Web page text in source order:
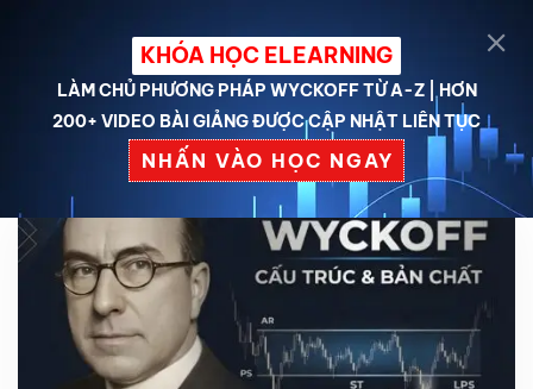
KHÓA HỌC ELEARNING
LÀM CHỦ PHƯƠNG PHÁP WYCKOFF TỪ A-Z | HƠN
200+ VIDEO BÀI GIẢNG ĐƯỢC CẬP NHẬT LIÊN TỤC
NHẤN VÀO HỌC NGAY